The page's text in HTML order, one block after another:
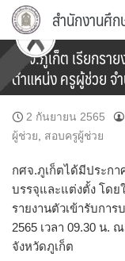
Skip
content
สำนักงานศึ
กศจ.ภูเก็ต เรียกรา
ตำแหน่ง ครูผู้ช่วย จ
2 กันยายน 2565
ผู้ช่วย
สอบครูผู้ช่วย
กศจ.ภูเก็ตได้มีประก
บรรจุและแต่งตั้ง โด
รายงานตัวเข้ารับกา
2565 เวลา 09.30 น.
จังหวัดภูเก็ต